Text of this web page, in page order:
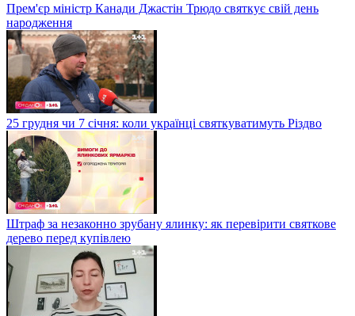
Прем'єр міністр Канади Джастін Трюдо святкує свій день
народження
25 грудня чи 7 січня: коли українці святкуватимуть Різдво
Штраф за незаконно зрубану ялинку: як перевірити святкове
дерево перед купівлею